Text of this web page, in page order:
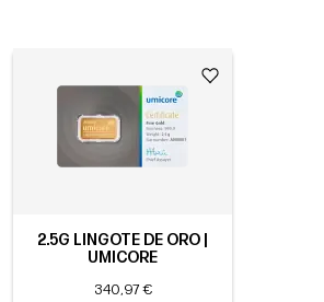
2.5G LINGOTE DE ORO |
UMICORE
340,97 €